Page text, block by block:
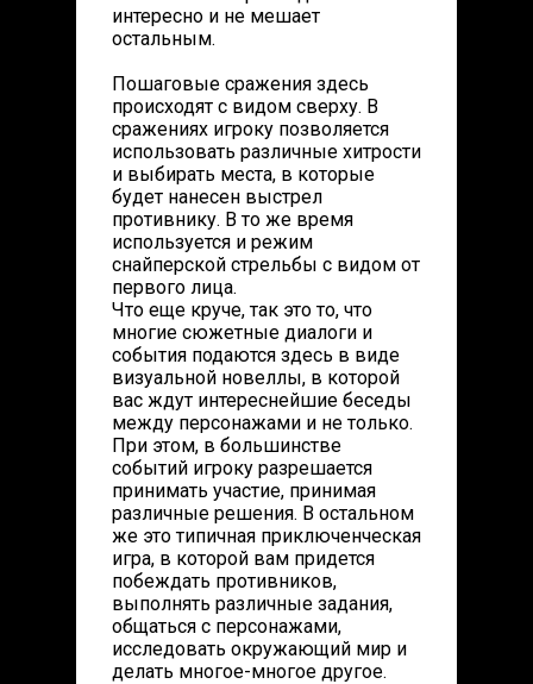
интересно и не мешает
остальным.
Пошаговые сражения здесь
происходят с видом сверху. В
сражениях игроку позволяется
использовать различные хитрости
и выбирать места, в которые
будет нанесен выстрел
противнику. В то же время
используется и режим
снайперской стрельбы с видом от
первого лица.
Что еще круче, так это то, что
многие сюжетные диалоги и
события подаются здесь в виде
визуальной новеллы, в которой
вас ждут интереснейшие беседы
между персонажами и не только.
При этом, в большинстве
событий игроку разрешается
принимать участие, принимая
различные решения. В остальном
же это типичная приключенческая
игра, в которой вам придется
побеждать противников,
выполнять различные задания,
общаться с персонажами,
исследовать окружающий мир и
делать многое-многое другое.